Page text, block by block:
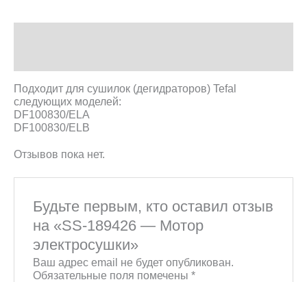
Подходит для сушилок (дегидраторов) Tefal
следующих моделей:
DF100830/ELA
DF100830/ELB
Отзывов пока нет.
Будьте первым, кто оставил отзыв
на «SS-189426 — Мотор
электросушки»
Ваш адрес email не будет опубликован.
Обязательные поля помечены*